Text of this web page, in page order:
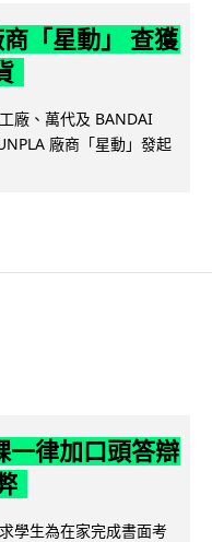
「星動」 查獲
廠、萬代及 BANDAI
廠商「星動」發起
一律加口頭答辯
學生為在家完成書面考